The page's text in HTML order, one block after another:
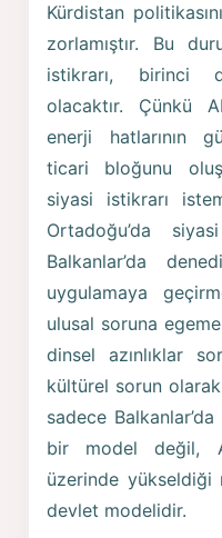
Kürdistan
zorlamıştır. Bu
istikrarı, birinci
olacaktır. Çünkü
enerji hatlarının
ticari bloğunu
siyasi istikrarı
Ortadoğu’da
Balkanlar’da
uygulamaya
ulusal soruna
dinsel azınlıklar
kültürel sorun
sadece
bir model değil,
üzerinde
devlet modelidir.